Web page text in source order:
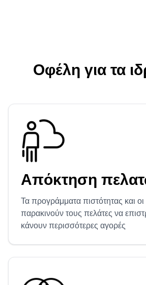
Σαλόνι Σπα
Ινστιτούτο αισθητικής
Κομμωτήριο
Σαλόνι μανικιούρ
Κοσμητολογία
Οφέλη για τα
Απόκτηση
Τα προγράμματα πιστότητας και
παρακινούν τους πελάτες να
κάνουν περισσότερες αγορές